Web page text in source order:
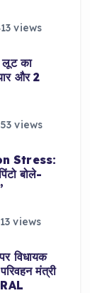
views
का
और 2
views
Stress:
बोले-
views
विधायक
मंत्री